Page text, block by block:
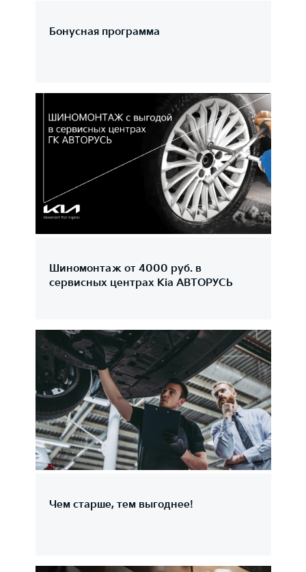
Бонусная программа
Шиномонтаж от 4000 руб. в
сервисных центрах Kia АВТОРУСЬ
Чем старше, тем выгоднее!